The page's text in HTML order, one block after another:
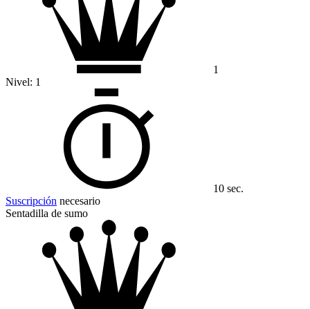
1
Nivel: 1
10 sec.
Suscripción necesario
Sentadilla de sumo